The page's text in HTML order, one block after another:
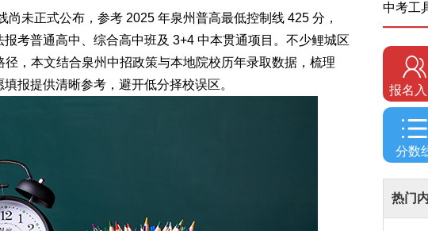
尚未正式公布，参考 2025 年泉州普高最低控制线 425 分，
考普通高中、综合高中班及 3+4 中本贯通项目。不少鲤城区
，本文结合泉州中招政策与本地院校历年录取数据，梳理
报提供清晰参考，避开低分择校误区。
中考工
报名
分数
热门